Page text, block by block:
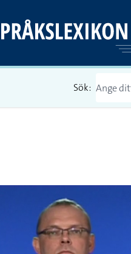
Sök: